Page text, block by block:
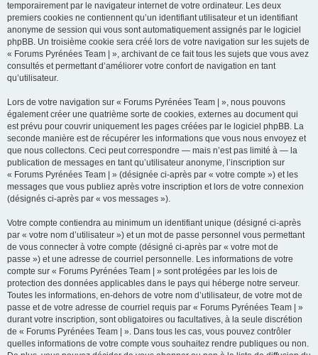
temporairement par le navigateur internet de votre ordinateur. Les deux
premiers cookies ne contiennent qu’un identifiant utilisateur et un identifiant
anonyme de session qui vous sont automatiquement assignés par le logiciel
phpBB. Un troisième cookie sera créé lors de votre navigation sur les sujets de
« Forums Pyrénées Team | », archivant de ce fait tous les sujets que vous avez
consultés et permettant d’améliorer votre confort de navigation en tant
qu’utilisateur.
Lors de votre navigation sur « Forums Pyrénées Team | », nous pouvons
également créer une quatrième sorte de cookies, externes au document qui
est prévu pour couvrir uniquement les pages créées par le logiciel phpBB. La
seconde manière est de récupérer les informations que vous nous envoyez et
que nous collectons. Ceci peut correspondre — mais n’est pas limité à — la
publication de messages en tant qu’utilisateur anonyme, l’inscription sur
« Forums Pyrénées Team | » (désignée ci-après par « votre compte ») et les
messages que vous publiez après votre inscription et lors de votre connexion
(désignés ci-après par « vos messages »).
Votre compte contiendra au minimum un identifiant unique (désigné ci-après
par « votre nom d’utilisateur ») et un mot de passe personnel vous permettant
de vous connecter à votre compte (désigné ci-après par « votre mot de
passe ») et une adresse de courriel personnelle. Les informations de votre
compte sur « Forums Pyrénées Team | » sont protégées par les lois de
protection des données applicables dans le pays qui héberge notre serveur.
Toutes les informations, en-dehors de votre nom d’utilisateur, de votre mot de
passe et de votre adresse de courriel requis par « Forums Pyrénées Team | »
durant votre inscription, sont obligatoires ou facultatives, à la seule discrétion
de « Forums Pyrénées Team | ». Dans tous les cas, vous pouvez contrôler
quelles informations de votre compte vous souhaitez rendre publiques ou non.